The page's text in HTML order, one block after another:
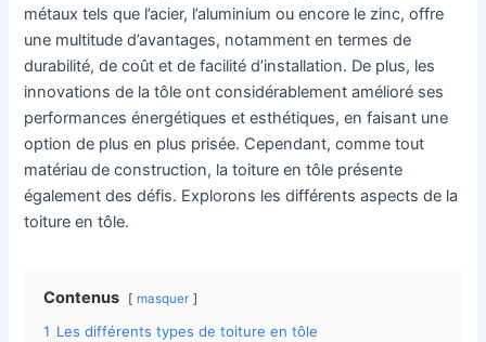
métaux tels que l’acier, l’aluminium ou encore le zinc, offre
une multitude d’avantages, notamment en termes de
durabilité, de coût et de facilité d’installation. De plus, les
innovations de la tôle ont considérablement amélioré ses
performances énergétiques et esthétiques, en faisant une
option de plus en plus prisée. Cependant, comme tout
matériau de construction, la toiture en tôle présente
également des défis. Explorons les différents aspects de la
toiture en tôle.
Contenus masquer
1 Les différents types de toiture en tôle